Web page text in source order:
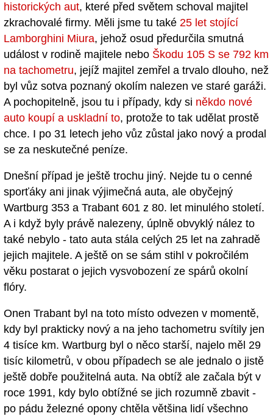
historických aut, které před světem schoval majitel
zkrachovalé firmy. Měli jsme tu také 25 let stojící
Lamborghini Miura, jehož osud předurčila smutná
událost v rodině majitele nebo Škodu 105 S se 792 km
na tachometru, jejíž majitel zemřel a trvalo dlouho, než
byl vůz sotva poznaný okolím nalezen ve staré garáži.
A pochopitelně, jsou tu i případy, kdy si někdo nové
auto koupí a uskladní to, protože to tak udělat prostě
chce. I po 31 letech jeho vůz zůstal jako nový a prodal
se za neskutečné peníze.
Dnešní případ je ještě trochu jiný. Nejde tu o cenné
sporťáky ani jinak výjimečná auta, ale obyčejný
Wartburg 353 a Trabant 601 z 80. let minulého století.
A i když byly právě nalezeny, úplně obvyklý nález to
také nebylo - tato auta stála celých 25 let na zahradě
jejich majitele. A ještě on se sám stihl v pokročilém
věku postarat o jejich vysvobození ze spárů okolní
flóry.
Onen Trabant byl na toto místo odvezen v momentě,
kdy byl prakticky nový a na jeho tachometru svítily jen
4 tisíce km. Wartburg byl o něco starší, najelo měl 29
tisíc kilometrů, v obou případech se ale jednalo o jistě
ještě dobře použitelná auta. Na obtíž ale začala být v
roce 1991, kdy bylo obtížné se jich rozumně zbavit -
po pádu železné opony chtěla většina lidí všechno